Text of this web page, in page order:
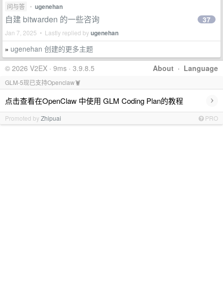
问与答 • ugenehan
自建 bitwarden 的一些咨询
Jan 7, 2025 • Lastly replied byugenehan
37
» ugenehan 创建的更多主题
About · Language
© 2026 V2EX · 9ms · 3.9.8.5
GLM-5现已支持Openclaw🦞
点击查看在OpenClaw 中使用 GLM Coding Plan的教程 ›
Promoted byZhipuai PRO